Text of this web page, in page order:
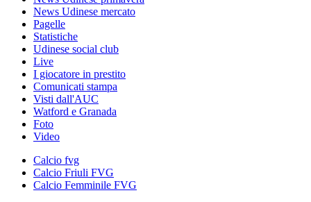
News Udinese mercato
Pagelle
Statistiche
Udinese social club
Live
I giocatore in prestito
Comunicati stampa
Visti dall'AUC
Watford e Granada
Foto
Video
Calcio fvg
Calcio Friuli FVG
Calcio Femminile FVG